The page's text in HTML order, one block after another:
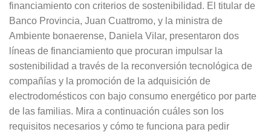
financiamiento con criterios de sostenibilidad. El titular de
Banco Provincia, Juan Cuattromo, y la ministra de
Ambiente bonaerense, Daniela Vilar, presentaron dos
líneas de financiamiento que procuran impulsar la
sostenibilidad a través de la reconversión tecnológica de
compañías y la promoción de la adquisición de
electrodomésticos con bajo consumo energético por parte
de las familias. Mira a continuación cuáles son los
requisitos necesarios y cómo te funciona para pedir